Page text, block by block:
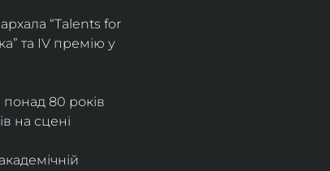
“Talents for
та IV премію у
80 років
на сцені